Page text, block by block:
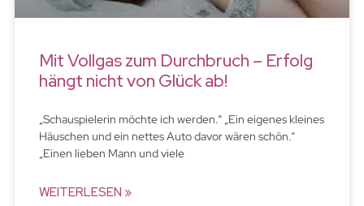
Mit Vollgas zum Durchbruch – Erfolg
hängt nicht von Glück ab!
„Schauspielerin möchte ich werden.“ „Ein eigenes kleines
Häuschen und ein nettes Auto davor wären schön.“
„Einen lieben Mann und viele
WEITERLESEN »